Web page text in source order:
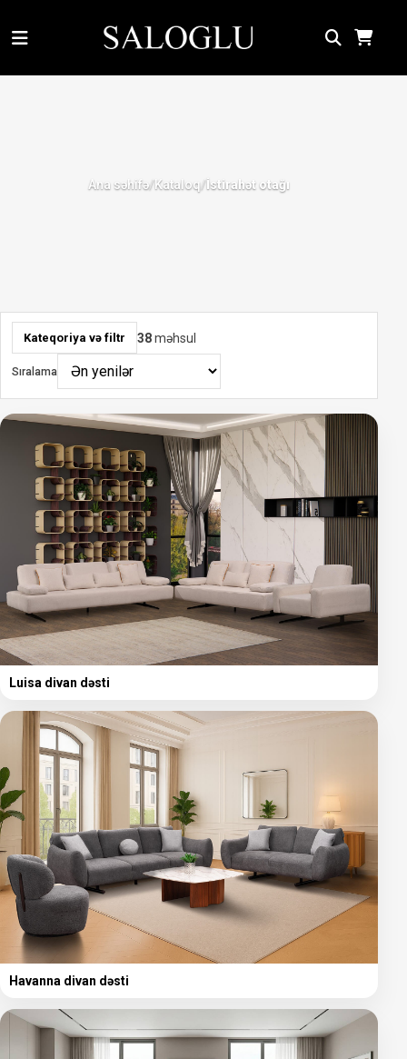
Ana səhifə/Kataloq/İstirahət otağı
Kateqoriya və filtr 38məhsul
Sıralama
Luisa divan dəsti
Havanna divan dəsti